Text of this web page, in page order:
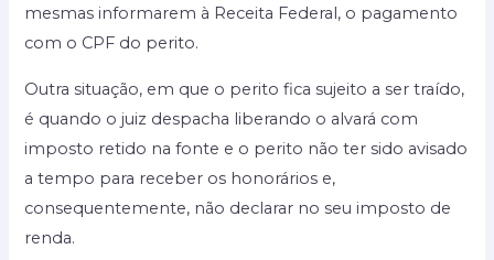
mesmas informarem à Receita Federal, o pagamento
com o CPF do perito.
Outra situação, em que o perito fica sujeito a ser traído,
é quando o juiz despacha liberando o alvará com
imposto retido na fonte e o perito não ter sido avisado
a tempo para receber os honorários e,
consequentemente, não declarar no seu imposto de
renda.